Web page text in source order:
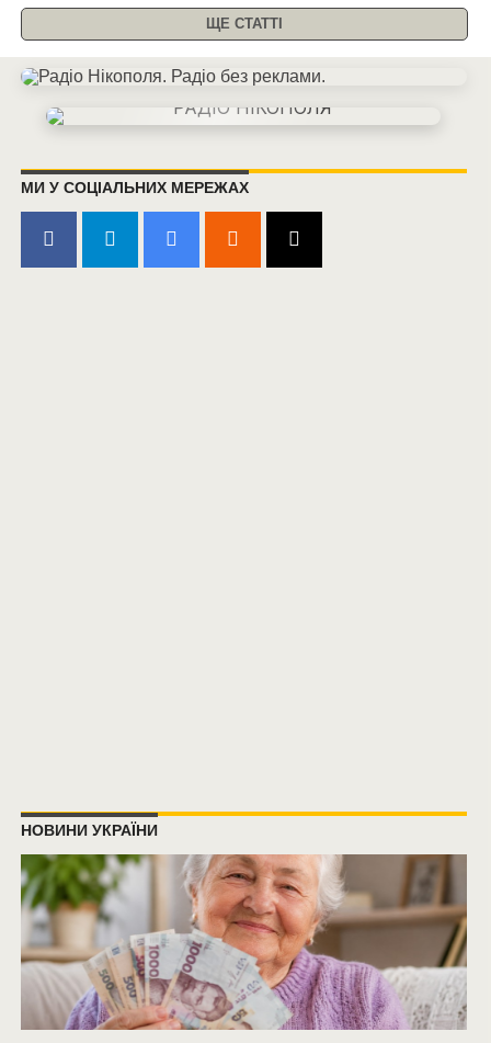
ЩЕ СТАТТІ
МИ У СОЦІАЛЬНИХ МЕРЕЖАХ
НОВИНИ УКРАЇНИ